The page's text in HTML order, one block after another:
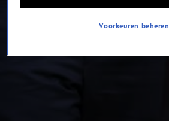
Voorkeuren beheren